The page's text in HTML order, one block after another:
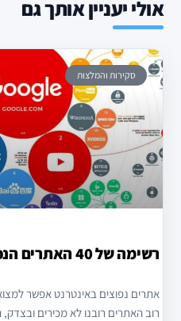
אולי יעניין אותך גם
סקירות והמלצות
רשימה של 40 האתרים הנפוצים בעולם
אתרים נפוצים באינטרנט אפשר
רוב האתרים רובנו לא מכירים